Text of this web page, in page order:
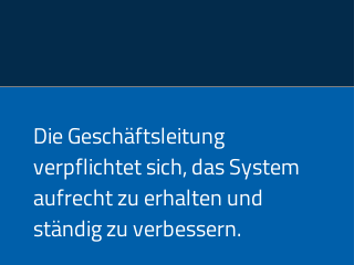
Die Geschäftsleitung
verpflichtet sich, das System
aufrecht zu erhalten und
ständig zu verbessern.